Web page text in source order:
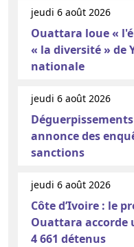
jeudi 6 août 2026
Ouattara loue «
« la diversité » de
nationale
jeudi 6 août 2026
annonce des
sanctions
jeudi 6 août 2026
Côte d’Ivoire : le
Ouattara accorde
4 661 détenus